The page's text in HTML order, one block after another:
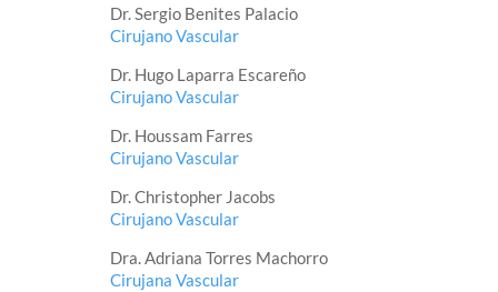
Dr. Sergio Benites Palacio
Cirujano Vascular
Dr. Hugo Laparra Escareño
Cirujano Vascular
Dr. Houssam Farres
Cirujano Vascular
Dr. Christopher Jacobs
Cirujano Vascular
Dra. Adriana Torres Machorro
Cirujana Vascular